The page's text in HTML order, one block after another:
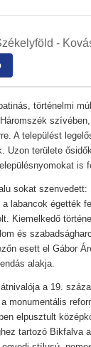
-
történelmi
A települést
Uzon területe
is
sokat szenvedett:
labancok égették
Kiemelkedő
és
esett el Gábor
alakja.
a 19.
monumentális
elpusztult
tartozó Bikfalva